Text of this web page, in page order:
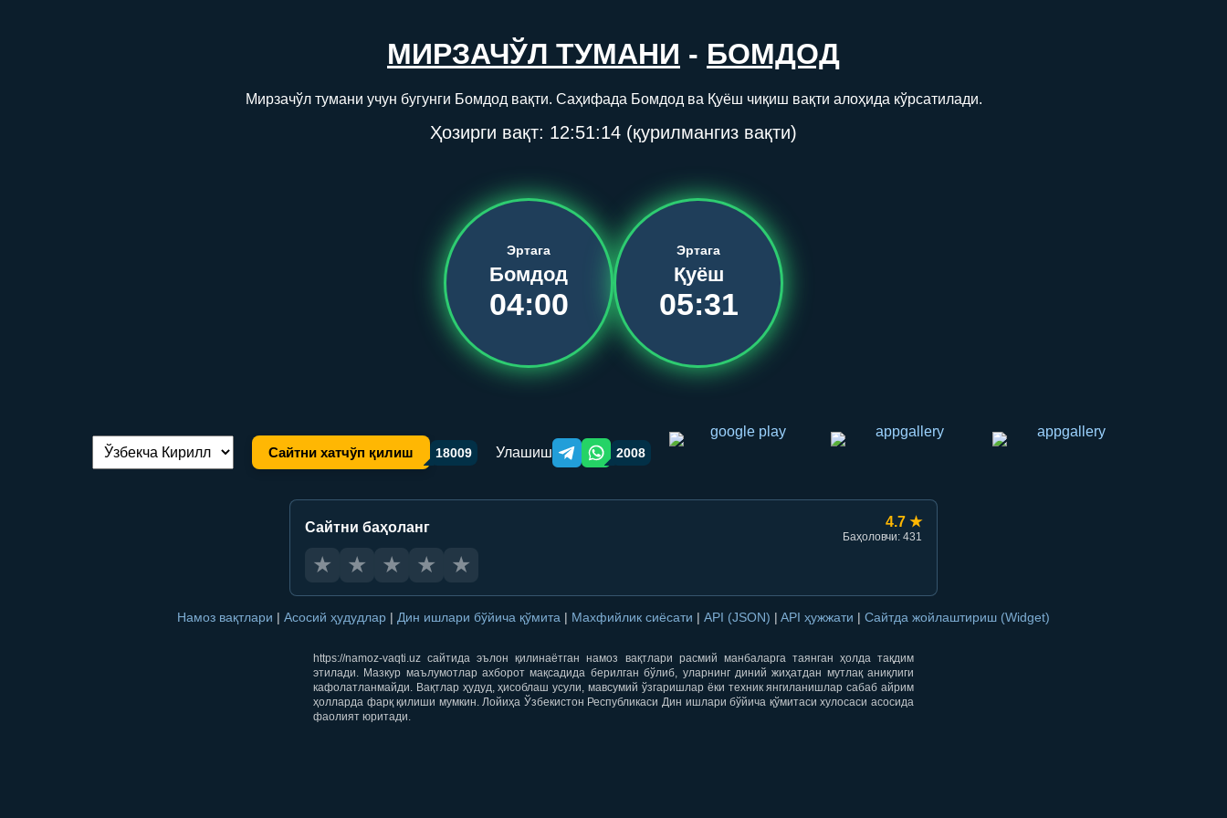
МИРЗАЧЎЛ ТУМАНИ - БОМДОД
Мирзачўл тумани учун бугунги Бомдод вақти. Саҳифада Бомдод ва Қуёш чиқиш вақти алоҳида кўрсатилади.
Ҳозирги вақт: 12:51:14 (қурилмангиз вақти)
Эртага
Бомдод
04:00
Эртага
Қуёш
05:31
Тилни алмаштириш: Сайтни хатчўп қилиш 18009 Улашиш Telegram orqali ulashish
WhatsApp orqali ulashish
2008
Сайтни баҳоланг 4.7 ★
Баҳоловчи: 431
★ ★ ★ ★ ★
Намоз вақтлари | Асосий ҳудудлар | Дин ишлари бўйича қўмита | Махфийлик сиёсати | API (JSON) | API ҳужжати | Сайтда жойлаштириш (Widget)
https://namoz-vaqti.uz сайтида эълон қилинаётган намоз вақтлари расмий манбаларга таянган ҳолда тақдим
этилади. Мазкур маълумотлар ахборот мақсадида берилган бўлиб, уларнинг диний жиҳатдан мутлақ аниқлиги
кафолатланмайди. Вақтлар ҳудуд, ҳисоблаш усули, мавсумий ўзгаришлар ёки техник янгиланишлар сабаб айрим
ҳолларда фарқ қилиши мумкин. Лойиҳа Ўзбекистон Республикаси Дин ишлари бўйича қўмитаси хулосаси асосида
фаолият юритади.